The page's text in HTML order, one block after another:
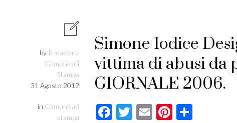
by Redazione
Comunicati
Stampa
31 Agosto 2012
in Comunicati
stampa
Simone Iodice
vittima di abusi da
GIORNALE 2006.
Facebook
Twitter
EmailPinterest